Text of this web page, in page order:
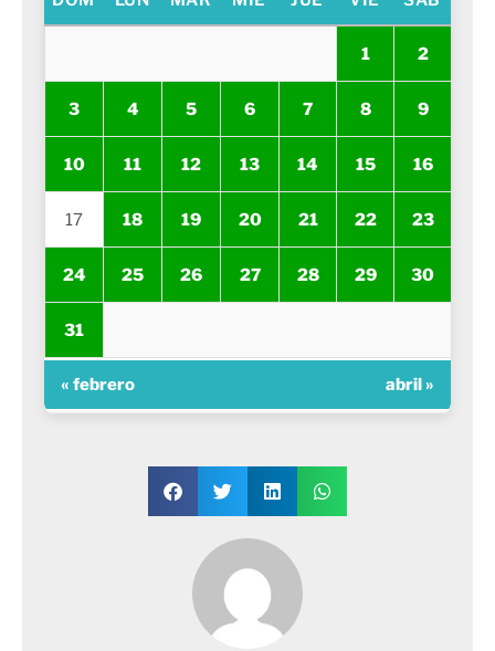
1 2
3 4 5 6 7 8 9
10 11 12 13 14 15 16
17 18 19 20 21 22 23
24 25 26 27 28 29 30
31
« febrero abril »